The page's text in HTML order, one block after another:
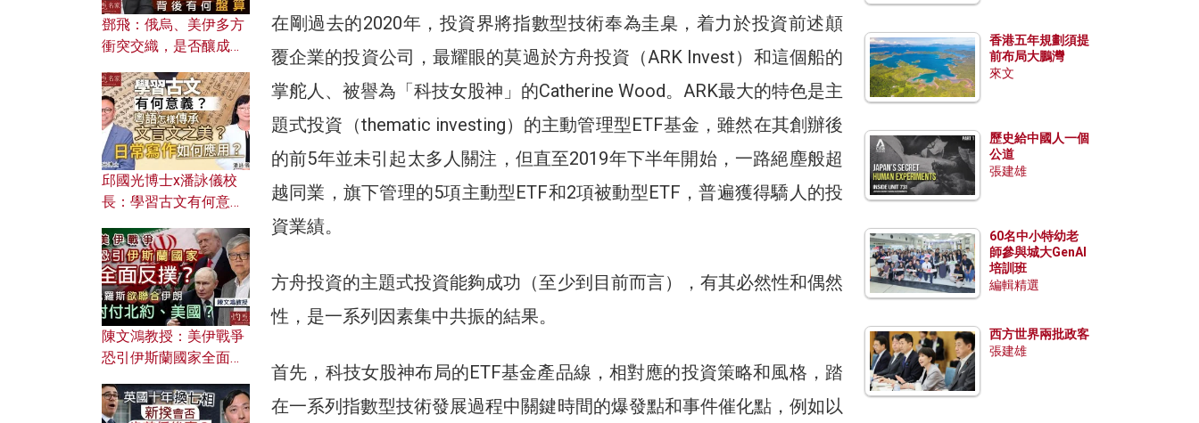
在剛過去的2020年，投資界將指數型技術奉為圭臬，着力於投資前述顛
覆企業的投資公司，最耀眼的莫過於方舟投資（ARK Invest）和這個船的
掌舵人、被譽為「科技女股神」的Catherine Wood。ARK最大的特色是主
題式投資（thematic investing）的主動管理型ETF基金，雖然在其創辦後
的前5年並未引起太多人關注，但直至2019年下半年開始，一路絕塵般超
越同業，旗下管理的5項主動型ETF和2項被動型ETF，普遍獲得驕人的投
資業績。
方舟投資的主題式投資能夠成功（至少到目前而言），有其必然性和偶然
性，是一系列因素集中共振的結果。
首先，科技女股神布局的ETF基金產品線，相對應的投資策略和風格，踏
在一系列指數型技術發展過程中關鍵時間的爆發點和事件催化點，例如以
鄧飛：俄烏、美伊多方
衝突交織，是否釀成世
風險攻擊美軍，背後有
何盤算？
邱國光博士x潘詠儀校
長：學習古文有何意
文之美？ 日常寫作如何
應用？
陳文鴻教授：美伊戰爭
恐引伊斯蘭國家全面反
對付北約美國？
香港五年規劃須提
前布局大鵬灣
來文
歷史給中國人一個
公道
張建雄
60名中小特幼老
師參與城大GenAI
培訓班
編輯精選
西方世界兩批政客
張建雄